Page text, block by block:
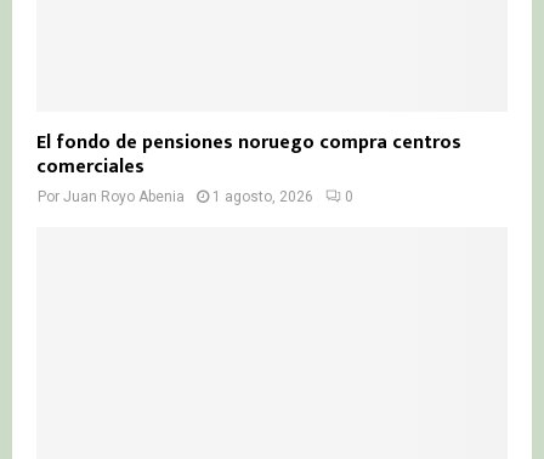
El fondo de pensiones noruego compra centros
comerciales
Por Juan Royo Abenia 1 agosto, 2026 0